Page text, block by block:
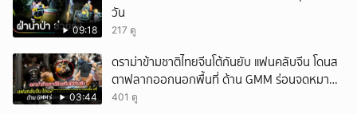
09:18
วัน
217 ดู
03:44
ดราม่าข้ามชาติไทยจีนโต้กันยับ แฟนคลับจีน โดนส
ตาฟลากออกนอกพื้นที่ ด้าน GMM ร่อนจดหมาย
แถลง
401 ดู